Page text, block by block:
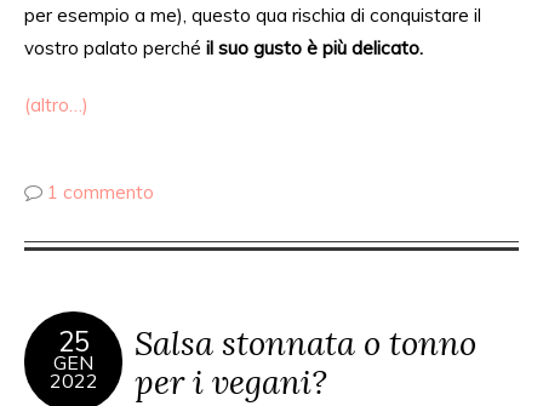
per esempio a me), questo qua rischia di conquistare il
vostro palato perché il suo gusto è più delicato.
(altro…)
1 commento
25
GEN
2022
Salsa stonnata o tonno
per i vegani?